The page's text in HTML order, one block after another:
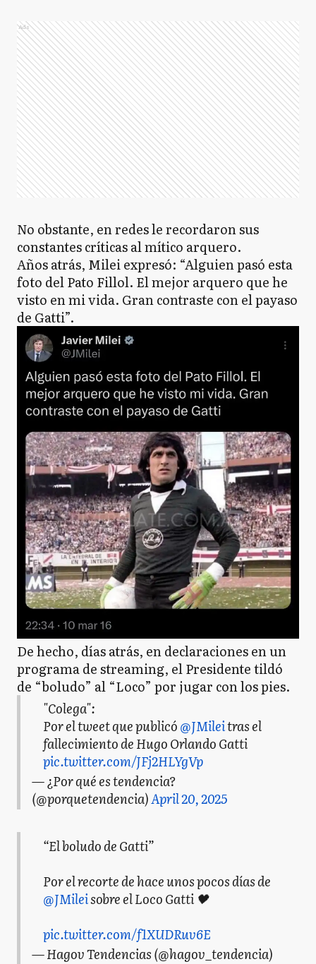
Ads
No obstante, en redes le recordaron sus
constantes críticas al mítico arquero.
Años atrás, Milei expresó: “Alguien pasó esta
foto del Pato Fillol. El mejor arquero que he
visto en mi vida. Gran contraste con el payaso
de Gatti”.
De hecho, días atrás, en declaraciones en un
programa de streaming, el Presidente tildó
de “boludo” al “Loco” por jugar con los pies.
"Colega":
Por el tweet que publicó@JMileitras el
fallecimiento de Hugo Orlando Gatti
pic.twitter.com/JFj2HLYgVp
— ¿Por qué es tendencia?
(@porquetendencia)April 20, 2025
“El boludo de Gatti”
Por el recorte de hace unos pocos días de
@JMileisobre el Loco Gatti 🖤
pic.twitter.com/f1XUDRuv6E
— Hagov Tendencias (@hagov_tendencia)